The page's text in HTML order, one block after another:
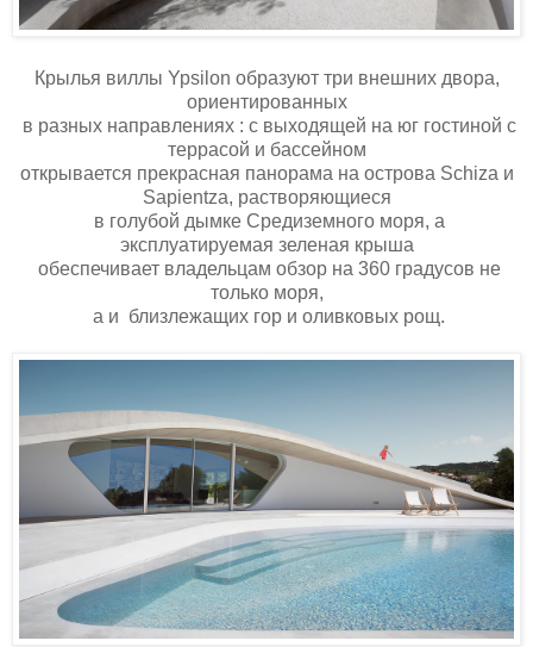
Крылья виллы Ypsilon образуют три внешних двора,
ориентированных
в разных направлениях : с выходящей на юг гостиной с
террасой и бассейном
открывается прекрасная панорама на острова Schiza и
Sapientza, растворяющиеся
в голубой дымке Средиземного моря, а
эксплуатируемая зеленая крыша
обеспечивает владельцам обзор на 360 градусов не
только моря,
а и близлежащих гор и оливковых рощ.